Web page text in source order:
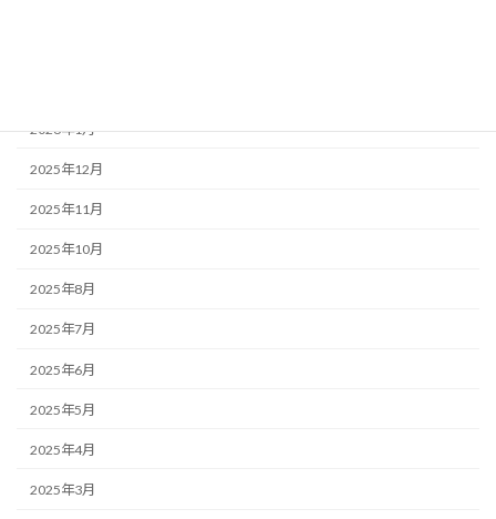
2026年1月
2025年12月
2025年11月
2025年10月
2025年8月
2025年7月
2025年6月
2025年5月
2025年4月
2025年3月